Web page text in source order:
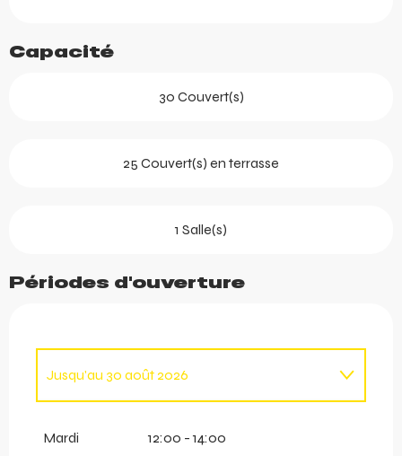
Capacité
30 Couvert(s)
25 Couvert(s) en terrasse
1 Salle(s)
Périodes d'ouverture
Jusqu'au 30 août 2026
Mardi 12:00 - 14:00